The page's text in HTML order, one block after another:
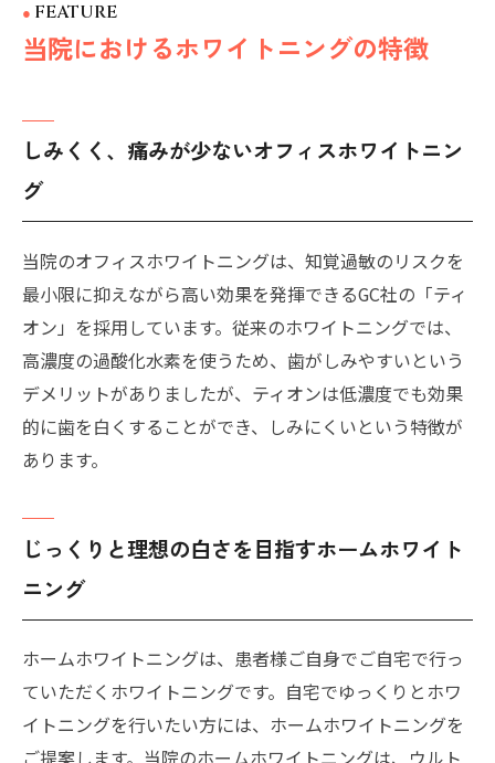
当院におけるホワイトニングの特徴
FEATURE
しみくく、痛みが少ないオフィスホワイトニン
グ
当院のオフィスホワイトニングは、知覚過敏のリスクを
最小限に抑えながら高い効果を発揮できるGC社の「ティ
オン」を採用しています。従来のホワイトニングでは、
高濃度の過酸化水素を使うため、歯がしみやすいという
デメリットがありましたが、ティオンは低濃度でも効果
的に歯を白くすることができ、しみにくいという特徴が
あります。
じっくりと理想の白さを目指すホームホワイト
ニング
ホームホワイトニングは、患者様ご自身でご自宅で行っ
ていただくホワイトニングです。自宅でゆっくりとホワ
イトニングを行いたい方には、ホームホワイトニングを
ご提案します。当院のホームホワイトニングは、ウルト